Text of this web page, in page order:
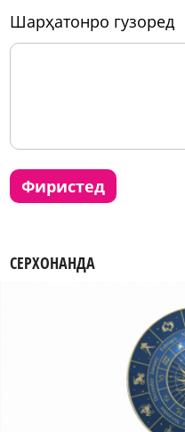
шарҳатонро гузоред
фиристед
СЕРХОНАНДА